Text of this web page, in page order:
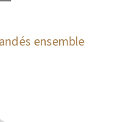
ensemble